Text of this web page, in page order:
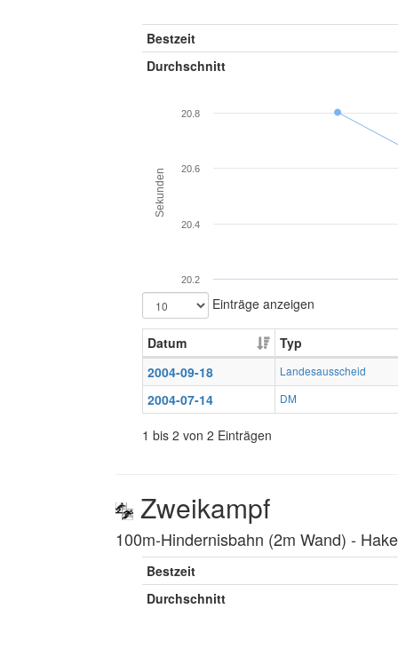
Bestzeit
Durchschnitt
Sekunden
20.2
20.4
20.6
20.8
Einträge anzeigen
Datum
Typ
2004-09-18
Landesausscheid
2004-07-14 DM
1 bis 2 von 2 Einträgen
Zweikampf
100m-Hindernisbahn (2m Wand) ‐
Bestzeit
Durchschnitt